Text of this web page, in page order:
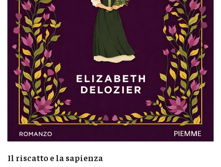
Il riscatto e la sapienza